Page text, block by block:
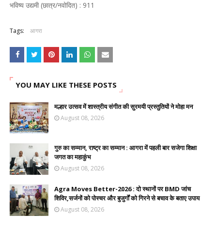
भविष्य उद्यमी (छात्र/नवोदित) : 911
Tags: आगरा
YOU MAY LIKE THESE POSTS
मल्हार उत्सव में शास्त्रीय संगीत की सुरमयी प्रस्तुतियों ने मोहा मन
August 08, 2026
गुरु का सम्मान, राष्ट्र का सम्मान : आगरा में पहली बार सजेगा शिक्षा
जगत का महाकुंभ
August 08, 2026
Agra Moves Better-2026 : दो स्थानों पर BMD जांच
शिविर,सर्जनों को पोस्चर और बुजुर्गों को गिरने से बचाव के बताए उपाय
August 08, 2026